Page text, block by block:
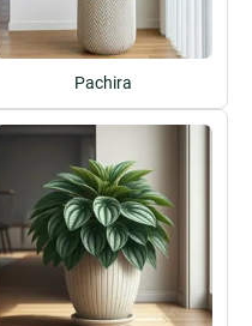
Pachira